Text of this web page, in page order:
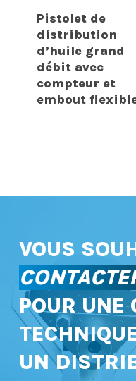
Pistolet de
distribution
d’huile grand
débit avec
compteur et
embout
VOUS
POUR UNE
UN